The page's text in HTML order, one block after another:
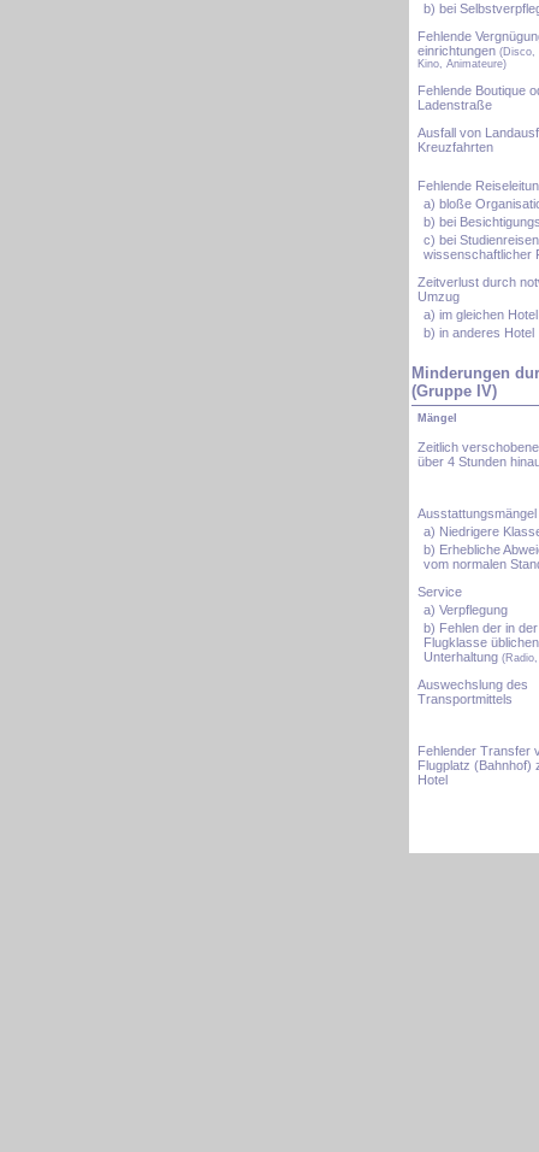
b) bei
Fehlende
einrichtungen (Disco,
Kino, Animateure)
Fehlende Boutique
Ladenstraße
Ausfall von
Kreuzfahrten
Fehlende
a) bloße
b) bei
c) bei
wissenschaftlicher
Zeitverlust durch
Umzug
a) im gleichen Hotel
b) in anderes Hotel
Minderungen
(Gruppe IV)
Mängel
Zeitlich
über 4 Stunden
Ausstattungsmängel
a) Niedrigere
b) Erhebliche
vom normalen
Service
a) Verpflegung
b) Fehlen der in der
Flugklasse üblichen
Unterhaltung
Auswechslung des
Transport­mittels
Fehlender Transfer
Flugplatz (Bahnhof)
Hotel